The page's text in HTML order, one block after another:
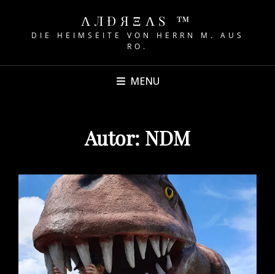
ΛЛÐЯΞΛS ™
DIE HEIMSEITE VON HERRN M. AUS
RO.
MENU
Autor: NDM